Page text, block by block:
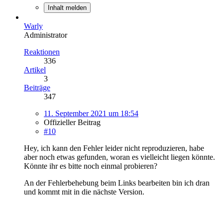
Inhalt melden
Warly
Administrator
Reaktionen
336
Artikel
3
Beiträge
347
11. September 2021 um 18:54
Offizieller Beitrag
#10
Hey, ich kann den Fehler leider nicht reproduzieren, habe
aber noch etwas gefunden, woran es vielleicht liegen könnte.
Könnte ihr es bitte noch einmal probieren?
An der Fehlerbehebung beim Links bearbeiten bin ich dran
und kommt mit in die nächste Version.